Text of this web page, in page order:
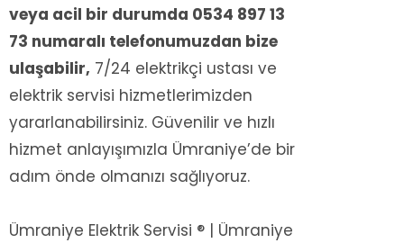
veya acil bir durumda 0534 897 13
73 numaralı telefonumuzdan bize
ulaşabilir, 7/24 elektrikçi ustası ve
elektrik servisi hizmetlerimizden
yararlanabilirsiniz. Güvenilir ve hızlı
hizmet anlayışımızla Ümraniye’de bir
adım önde olmanızı sağlıyoruz.
Ümraniye Elektrik Servisi ® | Ümraniye